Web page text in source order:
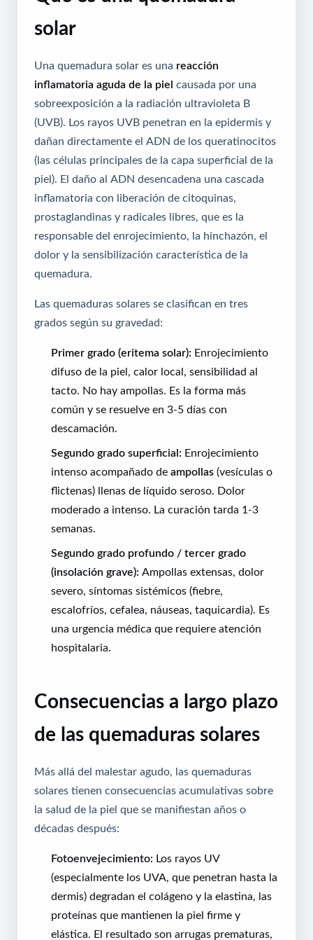
solar
Una quemadura solar es una reacción
inflamatoria aguda de la piel causada por una
sobreexposición a la radiación ultravioleta B
(UVB). Los rayos UVB penetran en la epidermis y
dañan directamente el ADN de los queratinocitos
(las células principales de la capa superficial de la
piel). El daño al ADN desencadena una cascada
inflamatoria con liberación de citoquinas,
prostaglandinas y radicales libres, que es la
responsable del enrojecimiento, la hinchazón, el
dolor y la sensibilización característica de la
quemadura.
Las quemaduras solares se clasifican en tres
grados según su gravedad:
Primer grado (eritema solar): Enrojecimiento
difuso de la piel, calor local, sensibilidad al
tacto. No hay ampollas. Es la forma más
común y se resuelve en 3-5 días con
descamación.
Segundo grado superficial: Enrojecimiento
intenso acompañado de ampollas (vesículas o
flictenas) llenas de líquido seroso. Dolor
moderado a intenso. La curación tarda 1-3
semanas.
Segundo grado profundo / tercer grado
(insolación grave): Ampollas extensas, dolor
severo, síntomas sistémicos (fiebre,
escalofríos, cefalea, náuseas, taquicardia). Es
una urgencia médica que requiere atención
hospitalaria.
Consecuencias a largo plazo
de las quemaduras solares
Más allá del malestar agudo, las quemaduras
solares tienen consecuencias acumulativas sobre
la salud de la piel que se manifiestan años o
décadas después:
Fotoenvejecimiento: Los rayos UV
(especialmente los UVA, que penetran hasta la
dermis) degradan el colágeno y la elastina, las
proteínas que mantienen la piel firme y
elástica. El resultado son arrugas prematuras,